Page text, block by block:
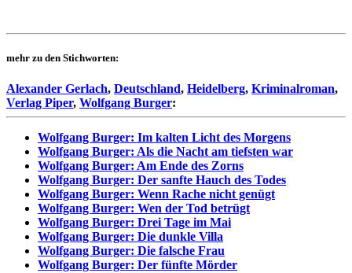
mehr zu den Stichworten:
Alexander Gerlach, Deutschland, Heidelberg, Kriminalroman,
Verlag Piper, Wolfgang Burger:
Wolfgang Burger: Im kalten Licht des Morgens
Wolfgang Burger: Als die Nacht am tiefsten war
Wolfgang Burger: Am Ende des Zorns
Wolfgang Burger: Der sanfte Hauch des Todes
Wolfgang Burger: Wenn Rache nicht genügt
Wolfgang Burger: Wen der Tod betrügt
Wolfgang Burger: Drei Tage im Mai
Wolfgang Burger: Die dunkle Villa
Wolfgang Burger: Die falsche Frau
Wolfgang Burger: Der fünfte Mörder